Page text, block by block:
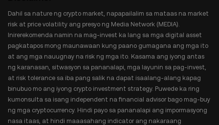
Dahil sa nature ng crypto market, napapailalim sa mataas na market
risk at price volatility ang presyo ng Media Network (MEDIA).
Inirerekomenda namin na mag-invest ka lang sa mga digital asset
pagkatapos mong maunawaan kung paano gumagana ang mga ito
at ang mga nauugnay na risk ng mga ito. Kasama ang iyong antas
ng karanasan, sitwasyon sa pananalapi, mga layunin sa pag-invest,
at risk tolerance sa iba pang salik na dapat isaalang-alang kapag
binubuo mo ang iyong crypto investment strategy. Puwede ka ring
kumonsulta sa isang independent na financial advisor bago mag-buy
ng mga cryptocurrency. Hindi payo sa pananalapi ang impormasyong
nasa itaas, at hindi maaasahang indicator ang nakaraang